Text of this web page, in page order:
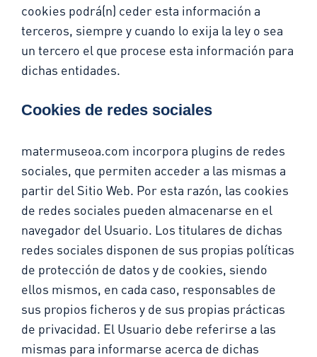
cookies podrá(n) ceder esta información a
terceros, siempre y cuando lo exija la ley o sea
un tercero el que procese esta información para
dichas entidades.
Cookies de redes sociales
matermuseoa.com incorpora plugins de redes
sociales, que permiten acceder a las mismas a
partir del Sitio Web. Por esta razón, las cookies
de redes sociales pueden almacenarse en el
navegador del Usuario. Los titulares de dichas
redes sociales disponen de sus propias políticas
de protección de datos y de cookies, siendo
ellos mismos, en cada caso, responsables de
sus propios ficheros y de sus propias prácticas
de privacidad. El Usuario debe referirse a las
mismas para informarse acerca de dichas